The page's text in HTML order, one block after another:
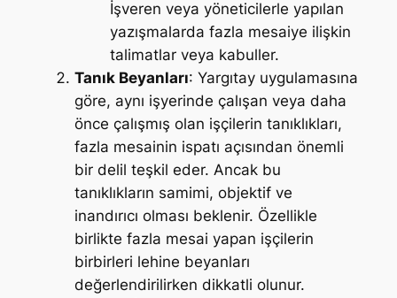
İşveren veya yöneticilerle yapılan
yazışmalarda fazla mesaiye ilişkin
talimatlar veya kabuller.
Tanık Beyanları: Yargıtay uygulamasına
göre, aynı işyerinde çalışan veya daha
önce çalışmış olan işçilerin tanıklıkları,
fazla mesainin ispatı açısından önemli
bir delil teşkil eder. Ancak bu
tanıklıkların samimi, objektif ve
inandırıcı olması beklenir. Özellikle
birlikte fazla mesai yapan işçilerin
birbirleri lehine beyanları
değerlendirilirken dikkatli olunur.